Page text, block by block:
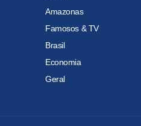
Amazonas
Famosos & TV
Brasil
Economia
Geral